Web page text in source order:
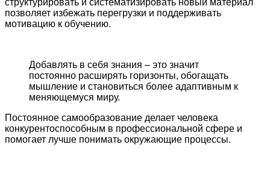
структурировать и систематизировать новый материал
позволяет избежать перегрузки и поддерживать
мотивацию к обучению.
Добавлять в себя знания – это значит
постоянно расширять горизонты, обогащать
мышление и становиться более адаптивным к
меняющемуся миру.
Постоянное самообразование делает человека
конкурентоспособным в профессиональной сфере и
помогает лучше понимать окружающие процессы.